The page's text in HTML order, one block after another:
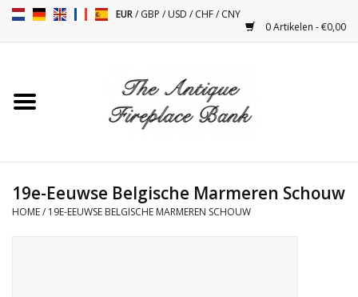
EUR/GBP /USD /CHF/CNY
0 Artikelen - €0,00
Toebehoren
19e-Eeuwse Belgische Marmeren Schouw
HOME/ 19E-EEUWSE BELGISCHE MARMEREN SCHOUW